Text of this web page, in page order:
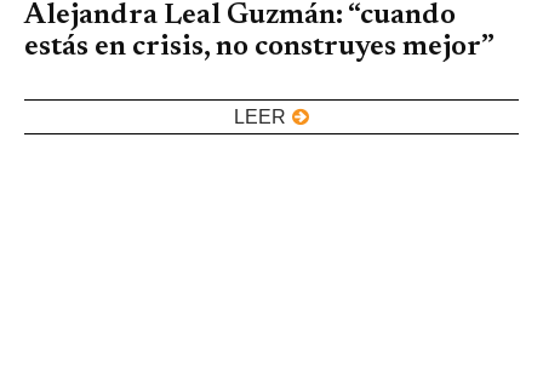
Alejandra Leal Guzmán: “cuando
estás en crisis, no construyes mejor”
LEER